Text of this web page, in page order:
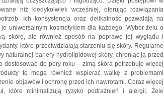
niż kiedykolwiek wcześniej, oferując rozwiązania
Ich konsystencja oraz delikatność pozwalają na
uniwersalnym kosmetykiem dla każdego. Wybór żelu o
skórę, ale również sposób na poprawę jej wyglądu i
które przeciwdziałają starzeniu się skóry. Regularne
naturalnej bariery hydrolipidowej skóry, chroniąc ją przed
dostosować do pory roku – zimą skóra potrzebuje więcej
te mogą również wspierać walkę z problemami
objawów i ochronę przed ich nawrotami. Coraz więcej
które minimalizują ryzyko podrażnień i alergii. Żele